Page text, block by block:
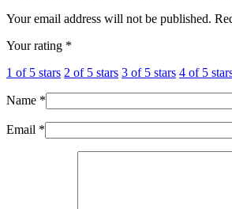
Your email address will not be published.
Your rating *
1 of 5 stars 2 of 5 stars 3 of 5 stars 4 of 5
Name *
Email *